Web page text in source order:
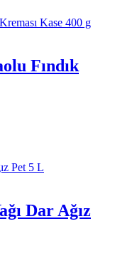
Fındık
Dar Ağız